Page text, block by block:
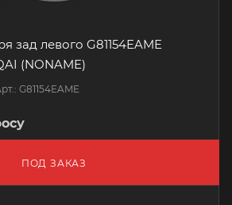
зад левого G81154EAME
(NONAME)
G81154EAME
ПОД ЗАКАЗ